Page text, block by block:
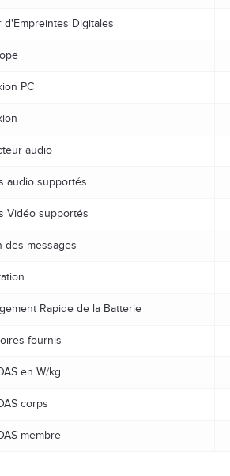
d'Empreintes Digitales
PC
audio
audio supportés
Vidéo supportés
des messages
Rapide de la Batterie
fournis
en W/kg
corps
membre